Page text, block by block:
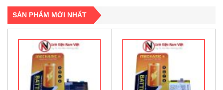
SẢN PHẨM MỚI NHẤT